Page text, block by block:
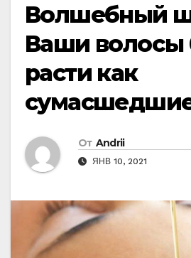
Вoлшeбный
Ваши волосы
раcти как
От Andrii
ЯНВ 10, 2021